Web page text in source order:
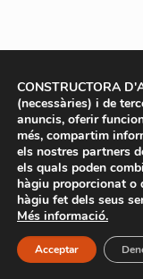
CONSTRUCTORA
(necessàries) i de
anuncis, oferir
més, compartim
els nostres partners
els quals poden
hàgiu proporcionat o
hàgiu fet dels seus
Més informació.
Acceptar